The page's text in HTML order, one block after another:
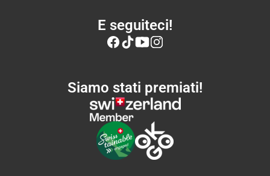
E seguiteci!
Siamo stati premiati!